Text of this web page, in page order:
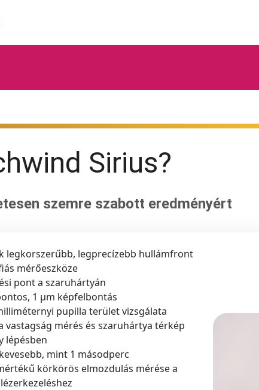
Sirius?
szemre szabott eredményért
legkorszerűbb, legprecízebb hullámfront
mérőeszköze
pont a szaruhártyán
1 µm képfelbontás
pupilla terület vizsgálata
vastagság mérés és szaruhártya térkép
lépésben
mint 1 másodperc
körkörös elmozdulás mérése a